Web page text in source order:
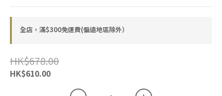
全店，滿$300免運費(偏遠地區除外）
HK$678.00
HK$610.00